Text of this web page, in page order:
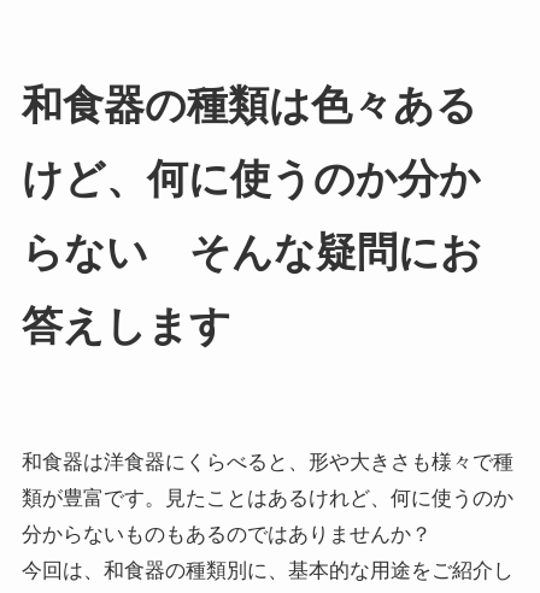
和食器の種類は色々ある
けど、何に使うのか分か
らない そんな疑問にお
答えします
和食器は洋食器にくらべると、形や大きさも様々で種
類が豊富です。見たことはあるけれど、何に使うのか
分からないものもあるのではありませんか？
今回は、和食器の種類別に、基本的な用途をご紹介し